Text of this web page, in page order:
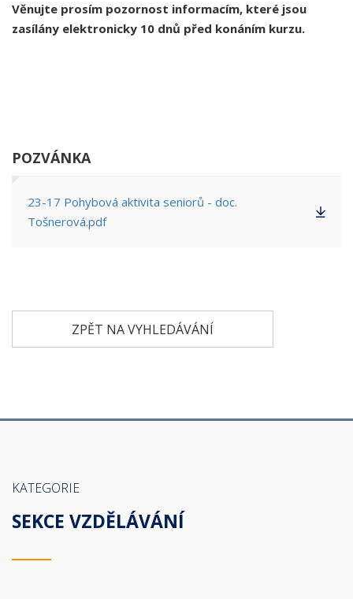
Věnujte prosím pozornost informacím, které jsou
zasílány elektronicky 10 dnů před konáním kurzu.
POZVÁNKA
23-17 Pohybová aktivita seniorů - doc.
Tošnerová.pdf
ZPĚT NA VYHLEDÁVÁNÍ
KATEGORIE
SEKCE VZDĚLÁVÁNÍ